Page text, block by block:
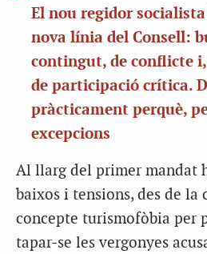
El nou regidor
nova línia del Consell:
contingut, de conflicte
de participació crítica.
pràcticament perquè,
excepcions
Al llarg del primer mandat
baixos i tensions, des de la
concepte turismofòbia per
tapar-se les vergonyes